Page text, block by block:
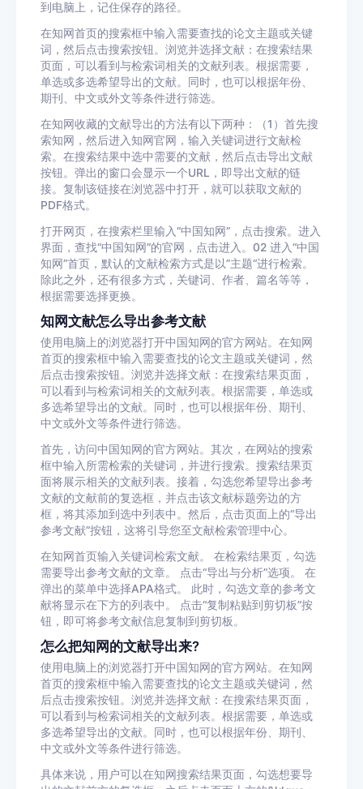
到电脑上，记住保存的路径。
在知网首页的搜索框中输入需要查找的论文主题或关键
词，然后点击搜索按钮。浏览并选择文献：在搜索结果
页面，可以看到与检索词相关的文献列表。根据需要，
单选或多选希望导出的文献。同时，也可以根据年份、
期刊、中文或外文等条件进行筛选。
在知网收藏的文献导出的方法有以下两种：（1）首先搜
索知网，然后进入知网官网，输入关键词进行文献检
索。在搜索结果中选中需要的文献，然后点击导出文献
按钮。弹出的窗口会显示一个URL，即导出文献的链
接。复制该链接在浏览器中打开，就可以获取文献的
PDF格式。
打开网页，在搜索栏里输入“中国知网”，点击搜索。进入
界面，查找“中国知网”的官网，点击进入。02 进入“中国
知网”首页，默认的文献检索方式是以”主题“进行检索。
除此之外，还有很多方式，关键词、作者、篇名等等，
根据需要选择更换。
知网文献怎么导出参考文献
使用电脑上的浏览器打开中国知网的官方网站。在知网
首页的搜索框中输入需要查找的论文主题或关键词，然
后点击搜索按钮。浏览并选择文献：在搜索结果页面，
可以看到与检索词相关的文献列表。根据需要，单选或
多选希望导出的文献。同时，也可以根据年份、期刊、
中文或外文等条件进行筛选。
首先，访问中国知网的官方网站。其次，在网站的搜索
框中输入所需检索的关键词，并进行搜索。搜索结果页
面将展示相关的文献列表。接着，勾选您希望导出参考
文献的文献前的复选框，并点击该文献标题旁边的方
框，将其添加到选中列表中。然后，点击页面上的“导出
参考文献”按钮，这将引导您至文献检索管理中心。
在知网首页输入关键词检索文献。 在检索结果页，勾选
需要导出参考文献的文章。 点击“导出与分析”选项。 在
弹出的菜单中选择APA格式。 此时，勾选文章的参考文
献将显示在下方的列表中。 点击“复制粘贴到剪切板”按
钮，即可将参考文献信息复制到剪切板。
怎么把知网的文献导出来?
使用电脑上的浏览器打开中国知网的官方网站。在知网
首页的搜索框中输入需要查找的论文主题或关键词，然
后点击搜索按钮。浏览并选择文献：在搜索结果页面，
可以看到与检索词相关的文献列表。根据需要，单选或
多选希望导出的文献。同时，也可以根据年份、期刊、
中文或外文等条件进行筛选。
具体来说，用户可以在知网搜索结果页面，勾选想要导